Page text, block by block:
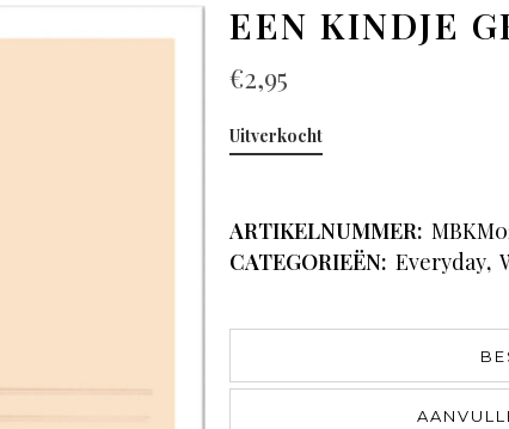
EEN KINDJE
€2,95
Uitverkocht
ARTIKELNUMMER:
CATEGORIEËN: Everyday,